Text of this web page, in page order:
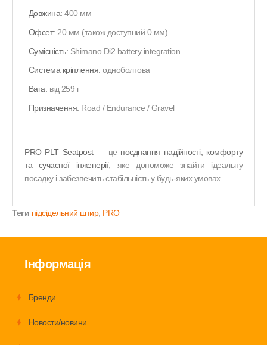
Довжина: 400 мм
Офсет: 20 мм (також доступний 0 мм)
Сумісність: Shimano Di2 battery integration
Система кріплення: одноболтова
Вага: від 259 г
Призначення: Road / Endurance / Gravel
PRO PLT Seatpost— це поєднання надійності, комфорту
та сучасної інженерії, яке допоможе знайти ідеальну
посадку і забезпечить стабільність у будь-яких умовах.
Теги підсідельний штир, PRO
Інформація
Бренди
Новости/новини